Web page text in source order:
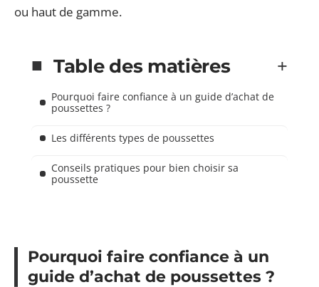
ou haut de gamme.
Table des matières
Pourquoi faire confiance à un guide d’achat de
poussettes ?
Les différents types de poussettes
Conseils pratiques pour bien choisir sa
poussette
Pourquoi faire confiance à un
guide d’achat de poussettes ?